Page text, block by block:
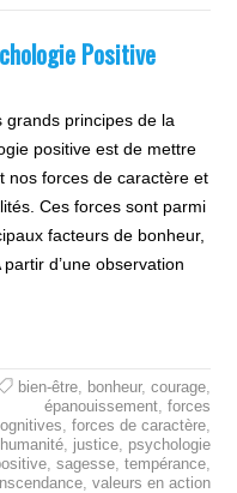
Positive
grands principes de la
positive est de mettre
nos forces de caractère et
Ces forces sont parmi
facteurs de bonheur,
d’une observation
bien-être, bonheur, courage,
épanouissement, forces
, forces de caractère,
humanité, justice, psychologie
, sagesse, tempérance,
, valeurs en action